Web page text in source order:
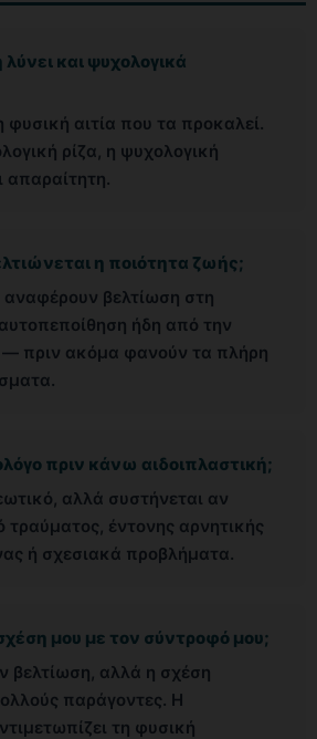
και ψυχολογικά
φυσική αιτία που τα προκαλεί.
ρίζα, η ψυχολογική
απαραίτητη.
η ποιότητα ζωής;
αναφέρουν βελτίωση στη
ήδη από την
πριν ακόμα φανούν τα πλήρη
πριν κάνω αιδοιπλαστική;
αλλά συστήνεται αν
τραύματος, έντονης αρνητικής
ή σχεσιακά προβλήματα.
μου με τον σύντροφό μου;
βελτίωση, αλλά η σχέση
παράγοντες. Η
τη φυσική